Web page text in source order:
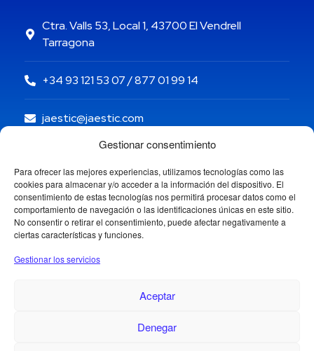
Gestionar consentimiento
Para ofrecer las mejores experiencias, utilizamos tecnologías como las
cookies para almacenar y/o acceder a la información del dispositivo. El
consentimiento de estas tecnologías nos permitirá procesar datos como el
comportamiento de navegación o las identificaciones únicas en este sitio.
No consentir o retirar el consentimiento, puede afectar negativamente a
ciertas características y funciones.
Gestionar los servicios
Aceptar
Denegar
Ctra. Valls 53, Local 1, 43700 El Vendrell
Tarragona
+34 93 121 53 07 / 877 01 99 14
jaestic@jaestic.com
Copyright © 2024 Jaestic S.L. Todos los derechos